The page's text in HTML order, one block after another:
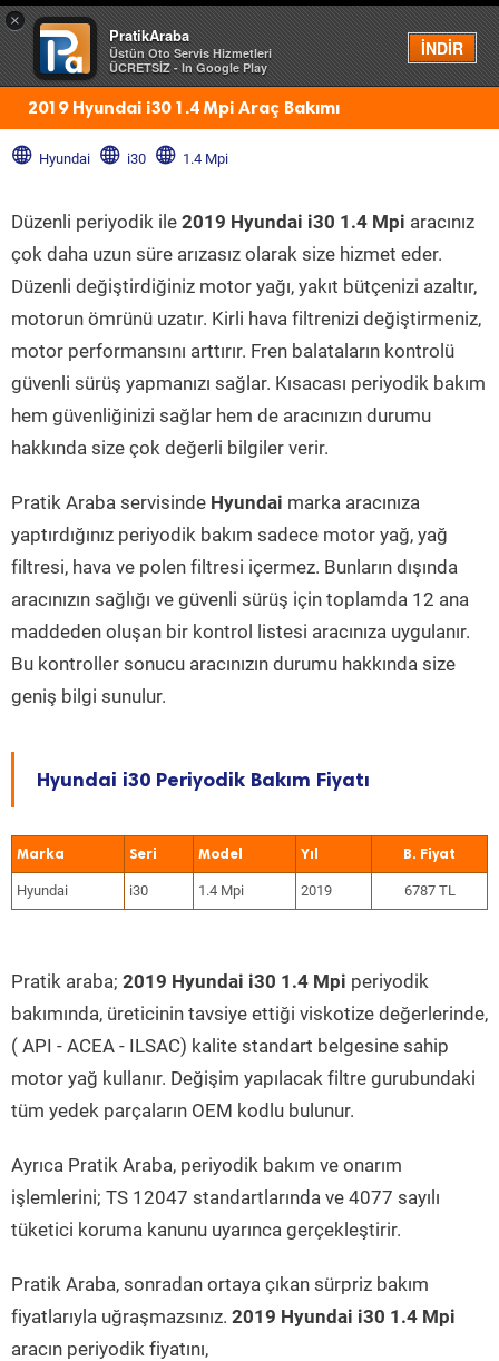
×
PratikAraba
Üstün Oto Servis Hizmetleri
ÜCRETSİZ - In Google Play
İNDİR
Menü
2019 Hyundai i30 1.4 Mpi Araç Bakımı
Hyundai i30 1.4 Mpi
Düzenli periyodik ile 2019 Hyundai i30 1.4 Mpi aracınız
çok daha uzun süre arızasız olarak size hizmet eder.
Düzenli değiştirdiğiniz motor yağı, yakıt bütçenizi azaltır,
motorun ömrünü uzatır. Kirli hava filtrenizi değiştirmeniz,
motor performansını arttırır. Fren balataların kontrolü
güvenli sürüş yapmanızı sağlar. Kısacası periyodik bakım
hem güvenliğinizi sağlar hem de aracınızın durumu
hakkında size çok değerli bilgiler verir.
Pratik Araba servisinde Hyundai marka aracınıza
yaptırdığınız periyodik bakım sadece motor yağ, yağ
filtresi, hava ve polen filtresi içermez. Bunların dışında
aracınızın sağlığı ve güvenli sürüş için toplamda 12 ana
maddeden oluşan bir kontrol listesi aracınıza uygulanır.
Bu kontroller sonucu aracınızın durumu hakkında size
geniş bilgi sunulur.
Hyundai i30 Periyodik Bakım Fiyatı
Marka Seri Model Yıl
Hyundai i30 1.4 Mpi 2019 6787 TL
Pratik araba; 2019 Hyundai i30 1.4 Mpi periyodik
bakımında, üreticinin tavsiye ettiği viskotize değerlerinde,
( API - ACEA - ILSAC) kalite standart belgesine sahip
motor yağ kullanır. Değişim yapılacak filtre gurubundaki
tüm yedek parçaların OEM kodlu bulunur.
Ayrıca Pratik Araba, periyodik bakım ve onarım
işlemlerini; TS 12047 standartlarında ve 4077 sayılı
tüketici koruma kanunu uyarınca gerçekleştirir.
Pratik Araba, sonradan ortaya çıkan sürpriz bakım
fiyatlarıyla uğraşmazsınız. 2019 Hyundai i30 1.4 Mpi
aracın periyodik fiyatını,